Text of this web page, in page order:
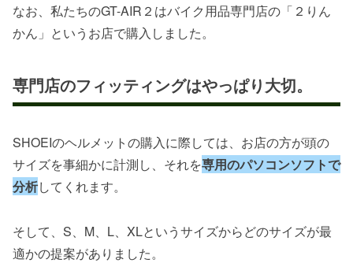
なお、私たちのGT-AIR２はバイク用品専門店の「２りん
かん」というお店で購入しました。
専門店のフィッティングはやっぱり大切。
SHOEIのヘルメットの購入に際しては、お店の方が頭の
サイズを事細かに計測し、それを専用のパソコンソフトで
分析してくれます。
そして、S、M、L、XLというサイズからどのサイズが最
適かの提案がありました。